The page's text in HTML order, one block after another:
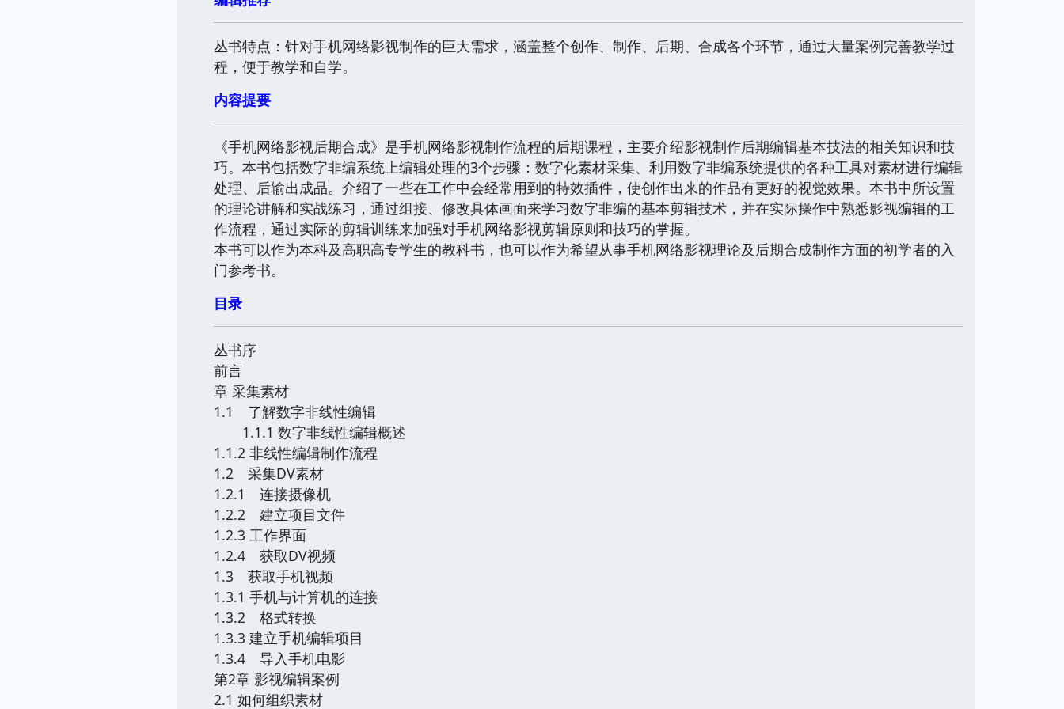
丛书特点：针对手机网络影视制作的巨大需求，涵盖整个创作、制作、后期、合成各个环节，通过大量案例完善教学过
程，便于教学和自学。
内容提要
《手机网络影视后期合成》是手机网络影视制作流程的后期课程，主要介绍影视制作后期编辑基本技法的相关知识和技
巧。本书包括数字非编系统上编辑处理的3个步骤：数字化素材采集、利用数字非编系统提供的各种工具对素材进行编辑
处理、后输出成品。介绍了一些在工作中会经常用到的特效插件，使创作出来的作品有更好的视觉效果。本书中所设置
的理论讲解和实战练习，通过组接、修改具体画面来学习数字非编的基本剪辑技术，并在实际操作中熟悉影视编辑的工
作流程，通过实际的剪辑训练来加强对手机网络影视剪辑原则和技巧的掌握。
本书可以作为本科及高职高专学生的教科书，也可以作为希望从事手机网络影视理论及后期合成制作方面的初学者的入
门参考书。
目录
丛书序
前言
章 采集素材
1.1 了解数字非线性编辑
1.1.1 数字非线性编辑概述
1.1.2 非线性编辑制作流程
1.2 采集DV素材
1.2.1 连接摄像机
1.2.2 建立项目文件
1.2.3 工作界面
1.2.4 获取DV视频
1.3 获取手机视频
1.3.1 手机与计算机的连接
1.3.2 格式转换
1.3.3 建立手机编辑项目
1.3.4 导入手机电影
第2章 影视编辑案例
2.1 如何组织素材